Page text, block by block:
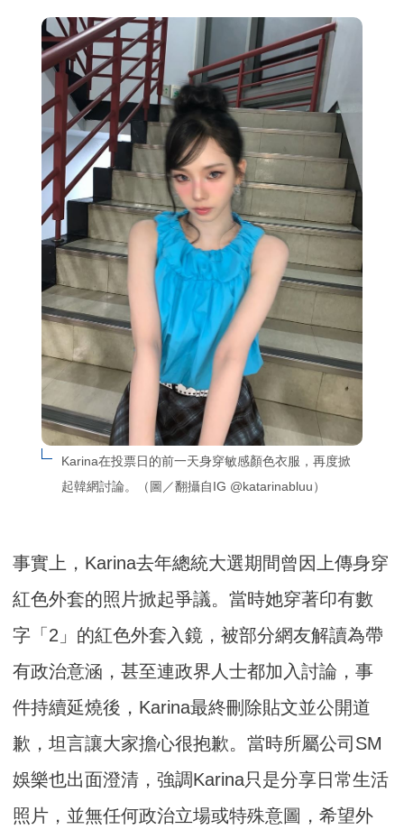
Karina在投票日的前一天身穿敏感顏色衣服，再度掀
起韓網討論。（圖／翻攝自IG @katarinabluu）
事實上，Karina去年總統大選期間曾因上傳身穿
紅色外套的照片掀起爭議。當時她穿著印有數
字「2」的紅色外套入鏡，被部分網友解讀為帶
有政治意涵，甚至連政界人士都加入討論，事
件持續延燒後，Karina最終刪除貼文並公開道
歉，坦言讓大家擔心很抱歉。當時所屬公司SM
娛樂也出面澄清，強調Karina只是分享日常生活
照片，並無任何政治立場或特殊意圖，希望外